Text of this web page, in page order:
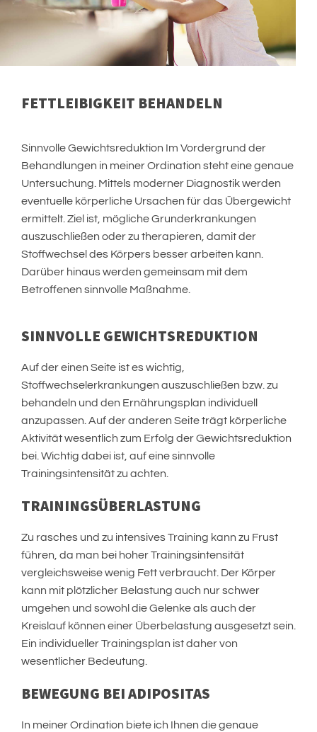
FETTLEIBIGKEIT BEHANDELN
Sinnvolle Gewichtsreduktion Im Vordergrund der
Behandlungen in meiner Ordination steht eine genaue
Untersuchung. Mittels moderner Diagnostik werden
eventuelle körperliche Ursachen für das Übergewicht
ermittelt. Ziel ist, mögliche Grunderkrankungen
auszuschließen oder zu therapieren, damit der
Stoffwechsel des Körpers besser arbeiten kann.
Darüber hinaus werden gemeinsam mit dem
Betroffenen sinnvolle Maßnahme.
SINNVOLLE GEWICHTSREDUKTION
Auf der einen Seite ist es wichtig,
Stoffwechselerkrankungen auszuschließen bzw. zu
behandeln und den Ernährungsplan individuell
anzupassen. Auf der anderen Seite trägt körperliche
Aktivität wesentlich zum Erfolg der Gewichtsreduktion
bei. Wichtig dabei ist, auf eine sinnvolle
Trainingsintensität zu achten.
TRAININGSÜBERLASTUNG
Zu rasches und zu intensives Training kann zu Frust
führen, da man bei hoher Trainingsintensität
vergleichsweise wenig Fett verbraucht. Der Körper
kann mit plötzlicher Belastung auch nur schwer
umgehen und sowohl die Gelenke als auch der
Kreislauf können einer Überbelastung ausgesetzt sein.
Ein individueller Trainingsplan ist daher von
wesentlicher Bedeutung.
BEWEGUNG BEI ADIPOSITAS
In meiner Ordination biete ich Ihnen die genaue